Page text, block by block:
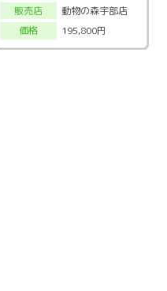
販売店
動物の森宇部店
価格
195,800円